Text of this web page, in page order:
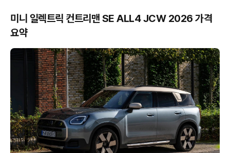
미니 일렉트릭 컨트리맨 SE ALL4 JCW 2026 가격
요약